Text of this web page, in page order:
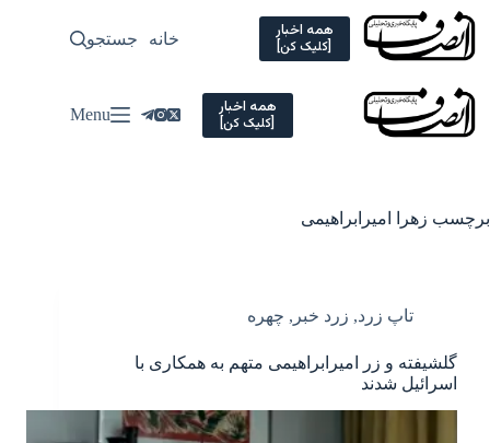
Skip
content
همه اخبار
[کلیک کن] خانه سیاسی
جستجو
همه اخبار
[کلیک کن] Menu
برچسب زهرا امیرابراهیمی
تاپ زرد, زرد خبر , چهره
گلشیفته و زر امیرابراهیمی متهم به همکاری با
اسرائیل شدند